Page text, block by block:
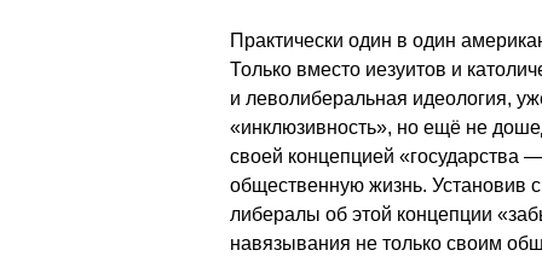
Практически один в один
Только вместо иезуитов и
и леволиберальная идеология,
«инклюзивность», но ещё не
своей концепцией
общественную жизнь. Установив
либералы об этой концепции
навязывания не только своим